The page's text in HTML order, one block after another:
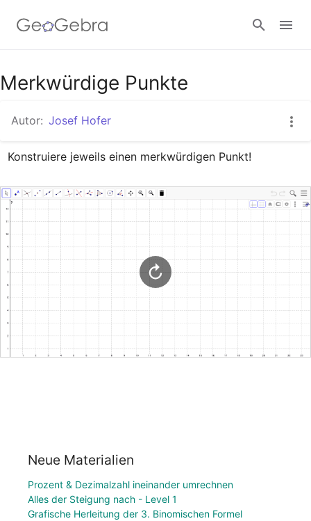
Google Classroom
GeoGebra Classroom
Merkwürdige Punkte
Autor: Josef Hofer
Konstruiere jeweils einen merkwürdigen Punkt!
Neue Materialien
Prozent & Dezimalzahl ineinander umrechnen
Alles der Steigung nach - Level 1
Grafische Herleitung der 3. Binomischen Formel